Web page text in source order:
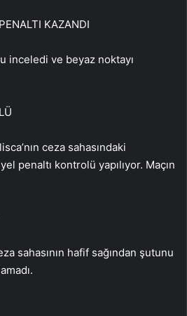
KAZANDI
inceledi ve beyaz noktayı
ceza sahasındaki
penaltı kontrolü yapılıyor. Maçın
sahasının hafif sağından şutunu